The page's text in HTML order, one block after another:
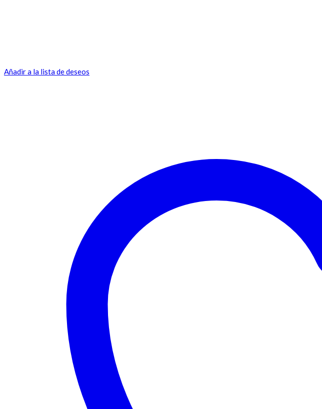
Añadir a la lista de deseos